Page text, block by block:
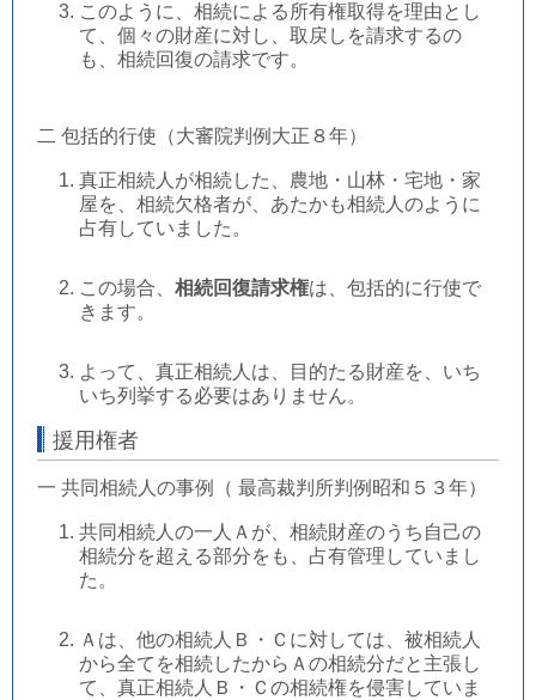
このように、相続による所有権取得を理由とし
て、個々の財産に対し、取戻しを請求するの
も、相続回復の請求です。
二 包括的行使（大審院判例大正８年）
真正相続人が相続した、農地・山林・宅地・家
屋を、相続欠格者が、あたかも相続人のように
占有していました。
この場合、 相続回復請求権は、包括的に行使で
きます。
よって、真正相続人は、目的たる財産を、いち
いち列挙する必要はありません。
援用権者
一 共同相続人の事例（ 最高裁判所判例昭和５３年）
共同相続人の一人Ａが、相続財産のうち自己の
相続分を超える部分をも、占有管理していまし
た。
Ａは、他の相続人Ｂ・Ｃに対しては、被相続人
から全てを相続したからＡの相続分だと主張し
て、真正相続人Ｂ・Ｃの相続権を侵害していま